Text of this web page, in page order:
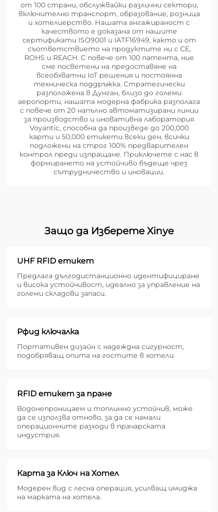
от 100 страни, обслужвайки различни сектори,
включително транспорт, образование, розница
и хотелиерство. Нашата ангажираност с
качеството е доказана от нашите
сертификати ISO9001 и IATF16949, както и от
съответствието на продуктите ни с CE,
ROHS и REACH. С повече от 100 патента, ние
сме посветени на предоставяне на
всеобхватни IoT решения и постоянна
техническа поддръжка. Стратегически
разположена в Дунган, близо до големи
аеропорти, нашата модерна фабрика разполага
с повече от 20 напълно автоматизирани линии
за производство и иновативна лаборатория
Voyantic, способна да произведе до 200,000
карти и 50,000 етикети всеки ден, всички
подложени на строг 100% предварителен
контрол преди изпращане. Приключете с нас в
формирането на устойчиво бъдеще чрез
сътрудничество и иновации.
Защо да Изберете Xinye
UHF RFID етикет
Предлага дългодистанционно идентифициране
и висока устойчивост, идеално за управление на
големи складови запаси.
Рфид ключалка
Портативен дизайн с надеждна сигурност,
подобряващ опита на гостите в хотели
RFID етикет за пране
Водонепроницаем и топлинно устойчив, може
да се използва отново, за да се намали
операционните разходи в прачарската
индустрия.
Карта за Ключ на Хотел
Модерен вид с лесна операция, усилващ имиджа
на марката на хотела.